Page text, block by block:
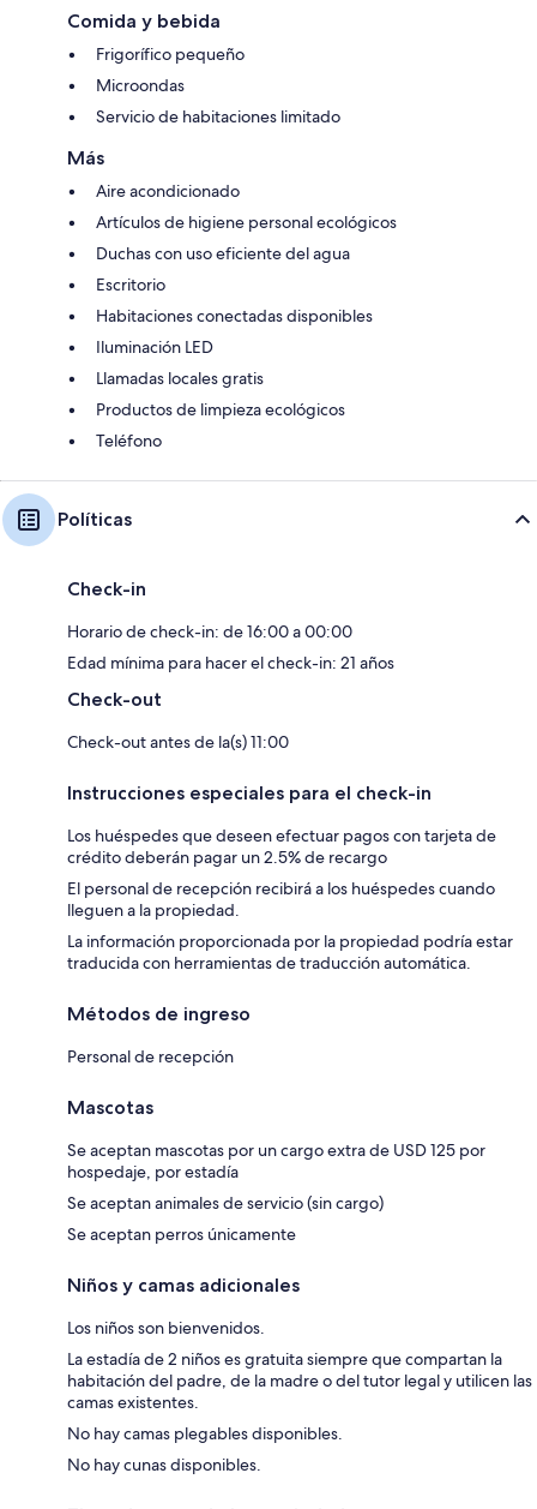
Comida y bebida
Frigorífico pequeño
Microondas
Servicio de habitaciones limitado
Más
Aire acondicionado
Artículos de higiene personal ecológicos
Duchas con uso eficiente del agua
Escritorio
Habitaciones conectadas disponibles
Iluminación LED
Llamadas locales gratis
Productos de limpieza ecológicos
Teléfono
Políticas
Check-in
Horario de check-in: de 16:00 a 00:00
Edad mínima para hacer el check-in: 21 años
Check-out
Check-out antes de la(s) 11:00
Instrucciones especiales para el check-in
Los huéspedes que deseen efectuar pagos con tarjeta de
crédito deberán pagar un 2.5% de recargo
El personal de recepción recibirá a los huéspedes cuando
lleguen a la propiedad.
La información proporcionada por la propiedad podría estar
traducida con herramientas de traducción automática.
Métodos de ingreso
Personal de recepción
Mascotas
Se aceptan mascotas por un cargo extra de USD 125 por
hospedaje, por estadía
Se aceptan animales de servicio (sin cargo)
Se aceptan perros únicamente
Niños y camas adicionales
Los niños son bienvenidos.
La estadía de 2 niños es gratuita siempre que compartan la
habitación del padre, de la madre o del tutor legal y utilicen las
camas existentes.
No hay camas plegables disponibles.
No hay cunas disponibles.